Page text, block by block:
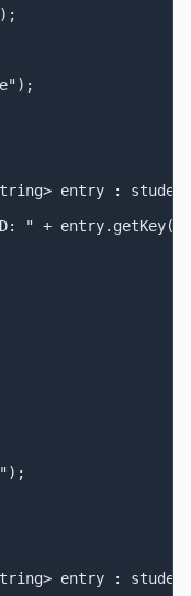
entry :
" + entry.getKey()
entry :